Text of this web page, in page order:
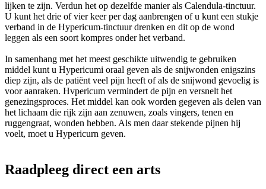
lijken te zijn. Verdun het op dezelfde manier als Calendula-tinctuur.
U kunt het drie of vier keer per dag aanbrengen of u kunt een stukje
verband in de Hypericum-tinctuur drenken en dit op de wond
leggen als een soort kompres onder het verband.
In samenhang met het meest geschikte uitwendig te gebruiken
middel kunt u Hypericumi oraal geven als de snijwonden enigszins
diep zijn, als de patiënt veel pijn heeft of als de snijwond gevoelig is
voor aanraken. Hvpericum vermindert de pijn en versnelt het
genezingsproces. Het middel kan ook worden gegeven als delen van
het lichaam die rijk zijn aan zenuwen, zoals vingers, tenen en
ruggengraat, wonden hebben. Als men daar stekende pijnen hij
voelt, moet u Hypericurn geven.
Raadpleeg direct een arts